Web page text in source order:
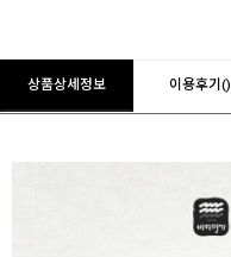
상품상세정보 이용후기()